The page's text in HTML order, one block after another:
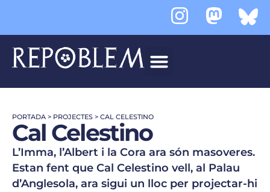
PORTADA > PROJECTES > CAL CELESTINO
Cal Celestino
L’Imma, l’Albert i la Cora ara són masoveres.
Estan fent que Cal Celestino vell, al Palau
d’Anglesola, ara sigui un lloc per projectar-hi